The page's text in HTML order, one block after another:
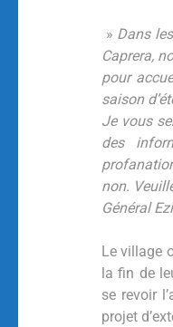
» Dans
Caprera,
pour
saison
Je vous
des
non.
Général
Le village
la fin de
se revoir
projet